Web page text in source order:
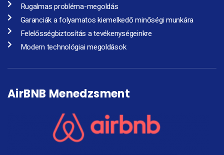
Rugalmas probléma-megoldás
Garanciák a folyamatos kiemelkedő minőségi munkára
Felelősségbiztosítás a tevékenységeinkre
Modern technológiai megoldások
AirBNB Menedzsment